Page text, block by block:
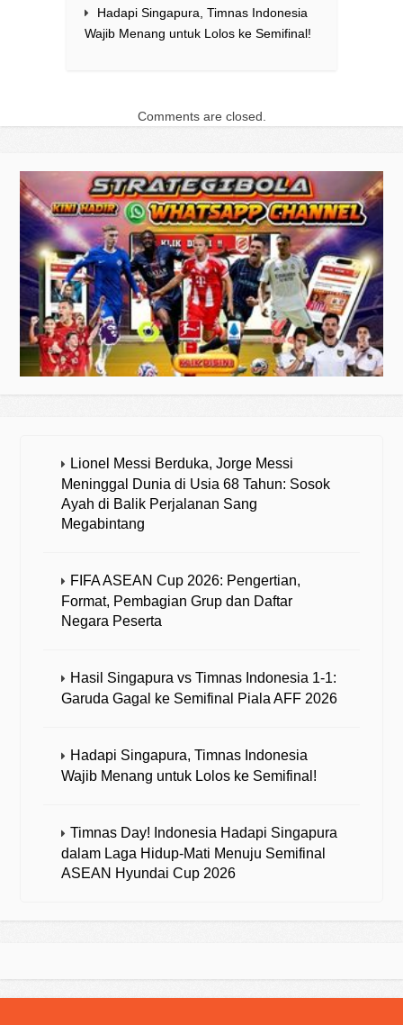
Hadapi Singapura, Timnas Indonesia
Wajib Menang untuk Lolos ke Semifinal!
Comments are closed.
Lionel Messi Berduka, Jorge Messi
Meninggal Dunia di Usia 68 Tahun: Sosok
Ayah di Balik Perjalanan Sang
Megabintang
FIFA ASEAN Cup 2026: Pengertian,
Format, Pembagian Grup dan Daftar
Negara Peserta
Hasil Singapura vs Timnas Indonesia 1-1:
Garuda Gagal ke Semifinal Piala AFF 2026
Hadapi Singapura, Timnas Indonesia
Wajib Menang untuk Lolos ke Semifinal!
Timnas Day! Indonesia Hadapi Singapura
dalam Laga Hidup-Mati Menuju Semifinal
ASEAN Hyundai Cup 2026